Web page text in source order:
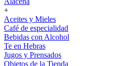
+
Aceites y Mieles
Café de especialidad
Bebidas con Alcohol
Te en Hebras
Jugos y Prensados
Objetos de la Tienda